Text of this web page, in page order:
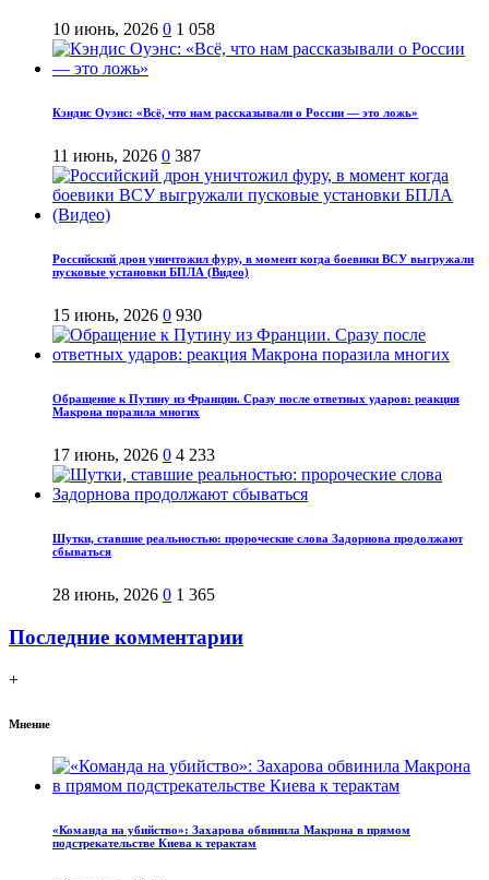
10 июнь, 2026 0 1 058
Кэндис Оуэнс: «Всё, что нам рассказывали о России — это ложь»
11 июнь, 2026 0 387
Российский дрон уничтожил фуру, в момент когда боевики ВСУ выгружали
пусковые установки БПЛА (Видео)
15 июнь, 2026 0 930
Обращение к Путину из Франции. Сразу после ответных ударов: реакция
Макрона поразила многих
17 июнь, 2026 0 4 233
Шутки, ставшие реальностью: пророческие слова Задорнова продолжают
сбываться
28 июнь, 2026 0 1 365
Последние комментарии
+
Мнение
«Команда на убийство»: Захарова обвинила Макрона в прямом
подстрекательстве Киева к терактам